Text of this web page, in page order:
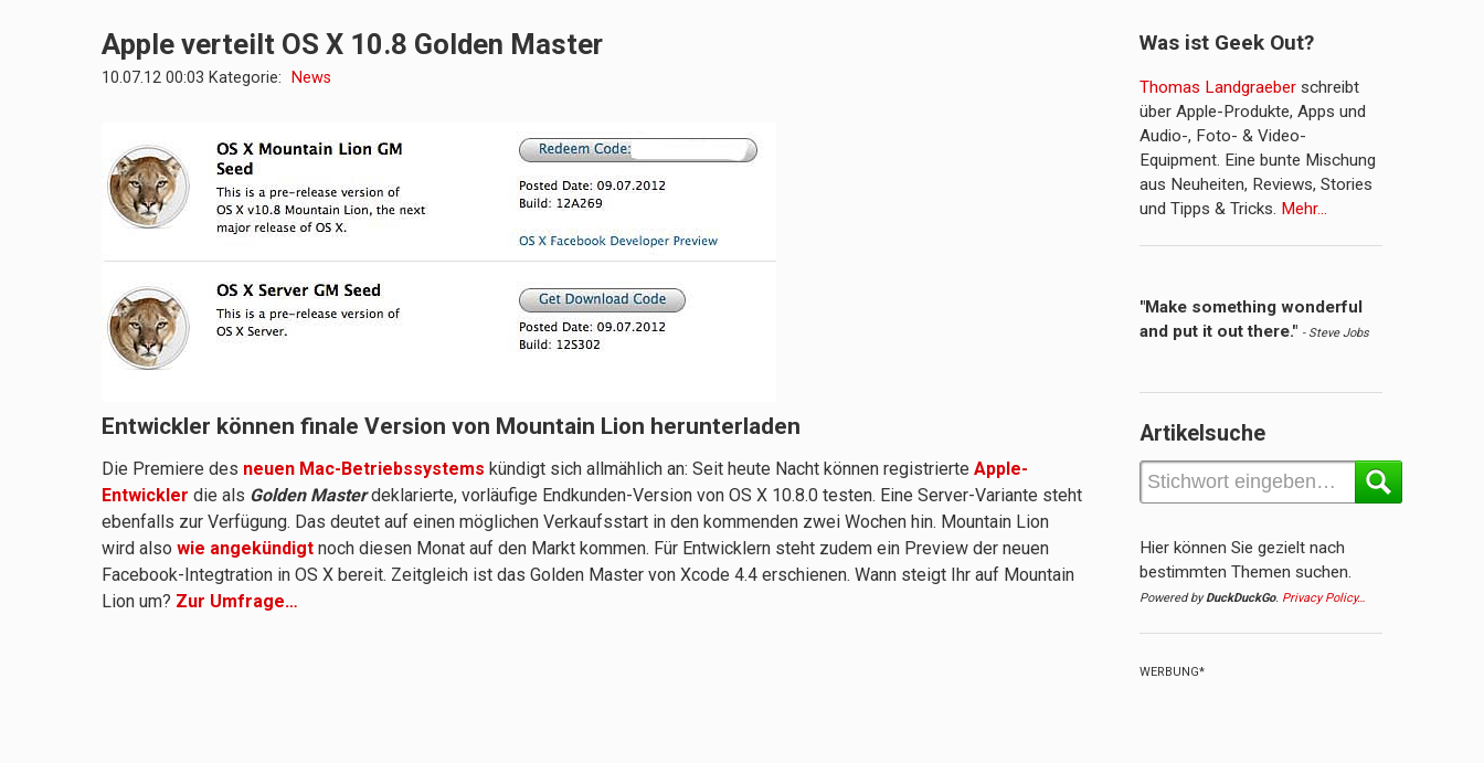
Apple verteilt OS X 10.8 Golden Master
10.07.12 00:03 Kategorie: News
Entwickler können finale Version von Mountain Lion herunterladen
Die Premiere des neuen Mac-Betriebssystems kündigt sich allmählich an: Seit heute Nacht können registrierte Apple-
Entwickler die als Golden Masterdeklarierte, vorläufige Endkunden-Version von OS X 10.8.0 testen. Eine Server-Variante steht
ebenfalls zur Verfügung. Das deutet auf einen möglichen Verkaufsstart in den kommenden zwei Wochen hin. Mountain Lion
wird also wie angekündigt noch diesen Monat auf den Markt kommen. Für Entwicklern steht zudem ein Preview der neuen
Facebook-Integtration in OS X bereit. Zeitgleich ist das Golden Master von Xcode 4.4 erschienen. Wann steigt Ihr auf Mountain
Lion um? Zur Umfrage…
Was ist Geek Out?
Thomas Landgraeber schreibt
über Apple-Produkte, Apps und
Audio-, Foto- & Video-
Equipment. Eine bunte Mischung
aus Neuheiten, Reviews, Stories
und Tipps & Tricks. Mehr…
"Make something wonderful
and put it out there." - Steve Jobs
Artikelsuche
Hier können Sie gezielt nach
bestimmten Themen suchen.
Powered byDuckDuckGo. Privacy Policy…
WERBUNG*